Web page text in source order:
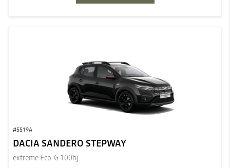
#5519A
DACIA SANDERO STEPWAY
extreme Eco-G 100hj